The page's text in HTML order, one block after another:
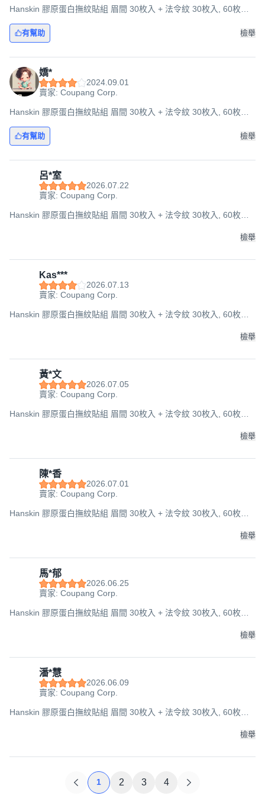
Hanskin 膠原蛋白撫紋貼組 眉間 30枚入 + 法令紋 30枚入, 60枚入,
有幫助 檢舉
嬌*
2024.09.01
賣家: Coupang Corp.
Hanskin 膠原蛋白撫紋貼組 眉間 30枚入 + 法令紋 30枚入, 60枚入,
有幫助 檢舉
呂*室
2026.07.22
賣家: Coupang Corp.
Hanskin 膠原蛋白撫紋貼組 眉間 30枚入 + 法令紋 30枚入, 60枚入,
檢舉
Kas***
2026.07.13
賣家: Coupang Corp.
Hanskin 膠原蛋白撫紋貼組 眉間 30枚入 + 法令紋 30枚入, 60枚入,
檢舉
黃*文
2026.07.05
賣家: Coupang Corp.
Hanskin 膠原蛋白撫紋貼組 眉間 30枚入 + 法令紋 30枚入, 60枚入,
檢舉
陳*香
2026.07.01
賣家: Coupang Corp.
Hanskin 膠原蛋白撫紋貼組 眉間 30枚入 + 法令紋 30枚入, 60枚入,
檢舉
馬*郁
2026.06.25
賣家: Coupang Corp.
Hanskin 膠原蛋白撫紋貼組 眉間 30枚入 + 法令紋 30枚入, 60枚入,
檢舉
潘*慧
2026.06.09
賣家: Coupang Corp.
Hanskin 膠原蛋白撫紋貼組 眉間 30枚入 + 法令紋 30枚入, 60枚入,
檢舉
1 2 3 4